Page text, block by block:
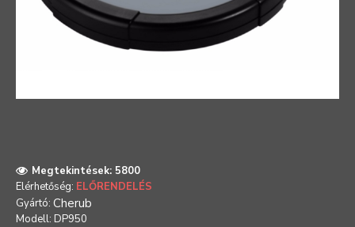
Elérhetőség: ELŐRENDELÉS
Gyártó: Cherub
Modell: DP950
Megtekintések: 5800